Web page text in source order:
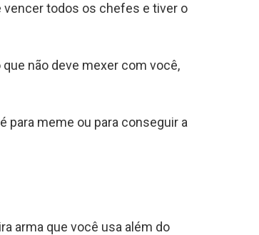
vencer todos os chefes e tiver o
não deve mexer com você,
para meme ou para conseguir a
arma que você usa além do